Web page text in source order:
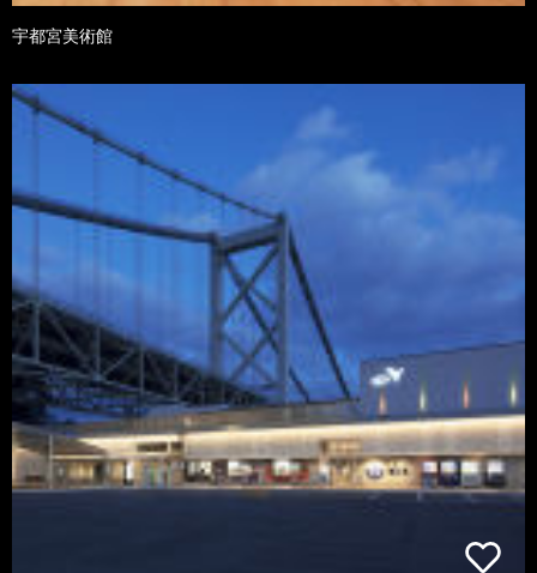
宇都宮美術館